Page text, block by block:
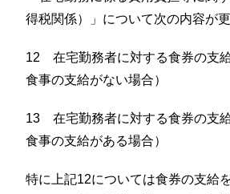
得税関係）」について次の内容が
12 在宅勤務者に対する食券の支
食事の支給がない場合）
13 在宅勤務者に対する食券の支
食事の支給がある場合）
特に上記12については食券の支給